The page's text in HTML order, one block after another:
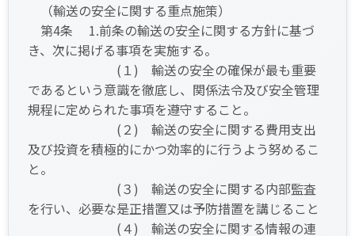
（輸送の安全に関する重点施策）
第4条 1.前条の輸送の安全に関する方針に基づ
き、次に掲げる事項を実施する。
(１) 輸送の安全の確保が最も重要
であるという意識を徹底し、関係法令及び安全管理
規程に定められた事項を遵守すること。
(２) 輸送の安全に関する費用支出
及び投資を積極的にかつ効率的に行うよう努めるこ
と。
(３) 輸送の安全に関する内部監査
を行い、必要な是正措置又は予防措置を講じること
(４) 輸送の安全に関する情報の連